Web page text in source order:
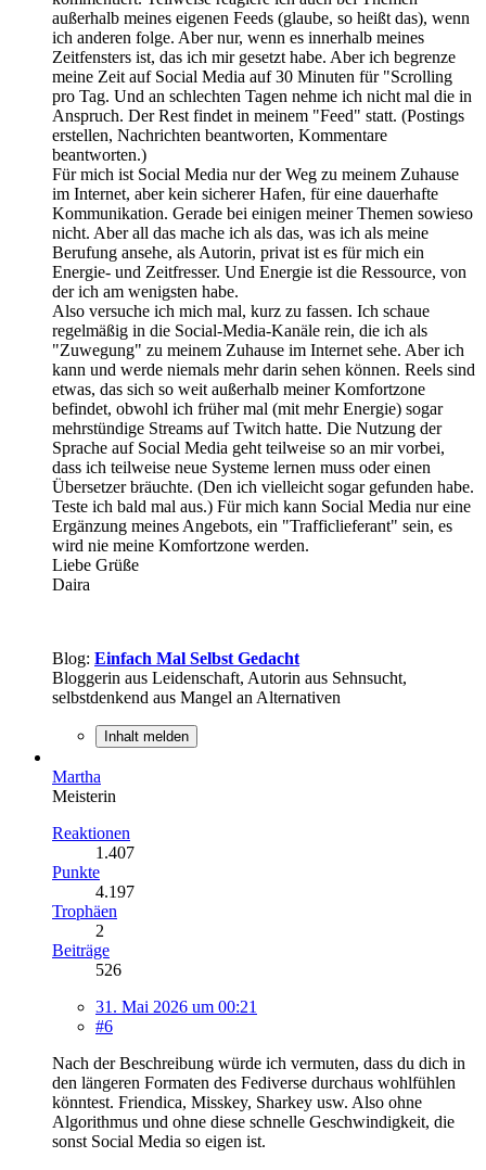
außerhalb meines eigenen Feeds (glaube, so heißt das), wenn
ich anderen folge. Aber nur, wenn es innerhalb meines
Zeitfensters ist, das ich mir gesetzt habe. Aber ich begrenze
meine Zeit auf Social Media auf 30 Minuten für "Scrolling
pro Tag. Und an schlechten Tagen nehme ich nicht mal die in
Anspruch. Der Rest findet in meinem "Feed" statt. (Postings
erstellen, Nachrichten beantworten, Kommentare
beantworten.)
Für mich ist Social Media nur der Weg zu meinem Zuhause
im Internet, aber kein sicherer Hafen, für eine dauerhafte
Kommunikation. Gerade bei einigen meiner Themen sowieso
nicht. Aber all das mache ich als das, was ich als meine
Berufung ansehe, als Autorin, privat ist es für mich ein
Energie- und Zeitfresser. Und Energie ist die Ressource, von
der ich am wenigsten habe.
Also versuche ich mich mal, kurz zu fassen. Ich schaue
regelmäßig in die Social-Media-Kanäle rein, die ich als
"Zuwegung" zu meinem Zuhause im Internet sehe. Aber ich
kann und werde niemals mehr darin sehen können. Reels sind
etwas, das sich so weit außerhalb meiner Komfortzone
befindet, obwohl ich früher mal (mit mehr Energie) sogar
mehrstündige Streams auf Twitch hatte. Die Nutzung der
Sprache auf Social Media geht teilweise so an mir vorbei,
dass ich teilweise neue Systeme lernen muss oder einen
Übersetzer bräuchte. (Den ich vielleicht sogar gefunden habe.
Teste ich bald mal aus.) Für mich kann Social Media nur eine
Ergänzung meines Angebots, ein "Trafficlieferant" sein, es
wird nie meine Komfortzone werden.
Liebe Grüße
Daira
Blog: Einfach Mal Selbst Gedacht
Bloggerin aus Leidenschaft, Autorin aus Sehnsucht,
selbstdenkend aus Mangel an Alternativen
Inhalt melden
Martha
Meisterin
Reaktionen
1.407
Punkte
4.197
Trophäen
2
Beiträge
526
31. Mai 2026 um 00:21
#6
Nach der Beschreibung würde ich vermuten, dass du dich in
den längeren Formaten des Fediverse durchaus wohlfühlen
könntest. Friendica, Misskey, Sharkey usw. Also ohne
Algorithmus und ohne diese schnelle Geschwindigkeit, die
sonst Social Media so eigen ist.